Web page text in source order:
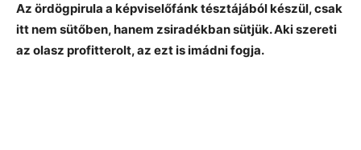
Az ördögpirula a képviselőfánk tésztájából készül, csak
itt nem sütőben, hanem zsiradékban sütjük. Aki szereti
az olasz profitterolt, az ezt is imádni fogja.